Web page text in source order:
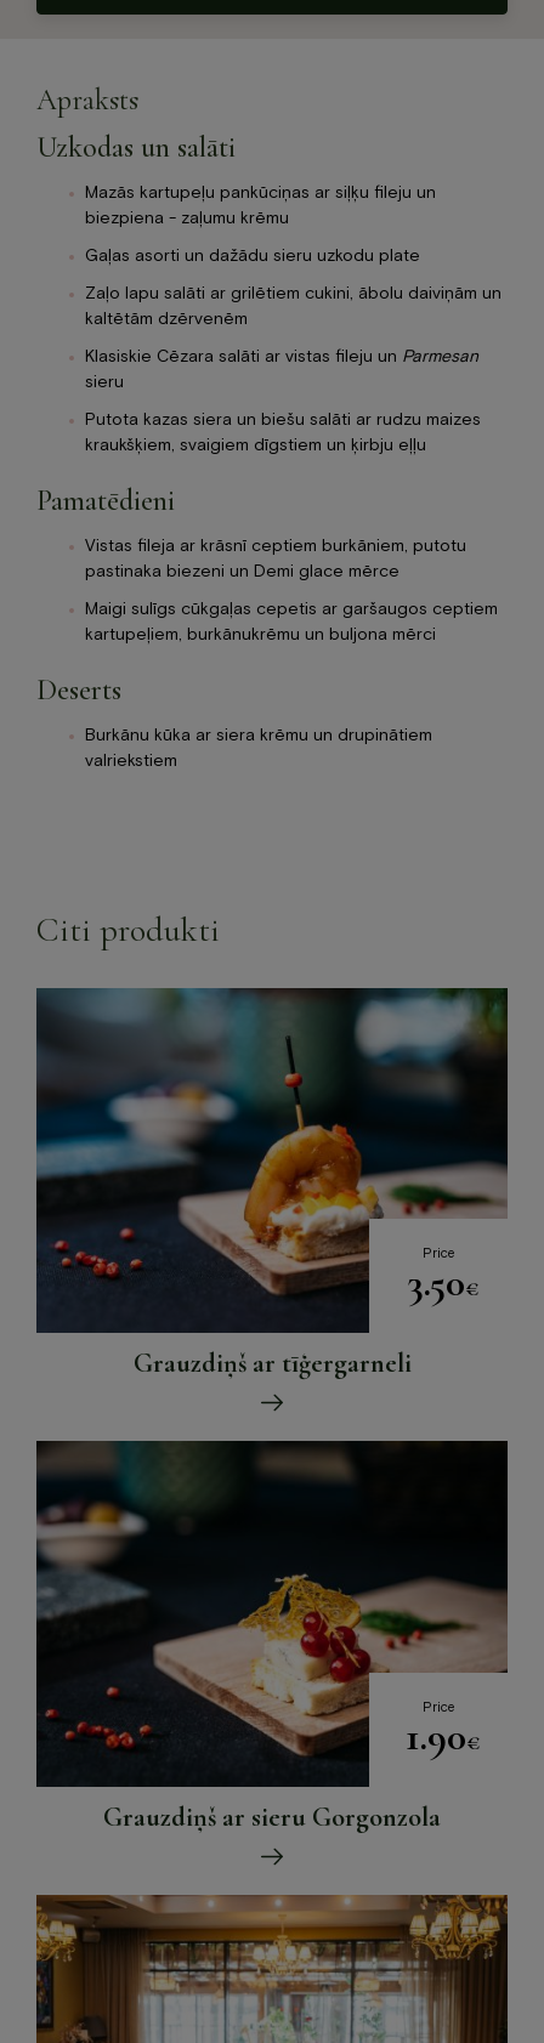
Apraksts
Uzkodas un salāti
Mazās kartupeļu pankūciņas ar siļķu fileju un
biezpiena - zaļumu krēmu
Gaļas asorti un dažādu sieru uzkodu plate
Zaļo lapu salāti ar grilētiem cukini, ābolu daiviņām un
kaltētām dzērvenēm
Klasiskie Cēzara salāti ar vistas fileju un Parmesan
sieru
Putota kazas siera un biešu salāti ar rudzu maizes
kraukšķiem, svaigiem dīgstiem un ķirbju eļļu
Pamatēdieni
Vistas fileja ar krāsnī ceptiem burkāniem, putotu
pastinaka biezeni un Demi glace mērce
Maigi sulīgs cūkgaļas cepetis ar garšaugos ceptiem
kartupeļiem, burkānukrēmu un buljona mērci
Deserts
Burkānu kūka ar siera krēmu un drupinātiem
valriekstiem
Citi produkti
Price
3.50€
Grauzdiņš ar tīģergarneli
Price
1.90€
Grauzdiņš ar sieru Gorgonzola